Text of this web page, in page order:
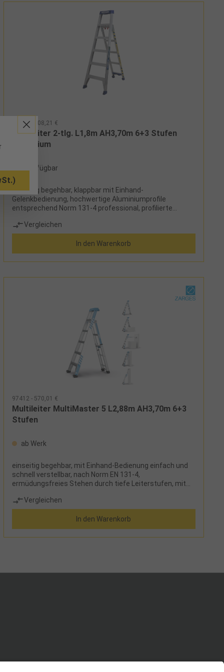
97414 - 308,21 €
Multileiter 2-tlg. L1,8m AH3,70m 6+3 Stufen
Aluminium
2 verfügbar
einseitig begehbar, klappbar mit Einhand-
Gelenkbedienung, hochwertige Aluminiumprofile
entsprechend Norm 131-4 professional, profilierte
mit mehreren Werkzeugablagen und Magnet
Vergleichen
In den Warenkorb
97412 - 570,01 €
Multileiter MultiMaster 5 L2,88m AH3,70m 6+3
Stufen
ab Werk
einseitig begehbar, mit Einhand-Bedienung einfach und
schnell verstellbar, nach Norm EN 131-4,
ermüdungsfreies Stehen durch tiefe Leiterstufen, mit
Akku-Schrauber
Vergleichen
In den Warenkorb